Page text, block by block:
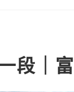
段｜